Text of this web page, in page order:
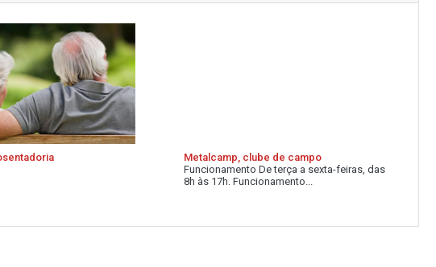
Metalcamp, clube de campo
Funcionamento De terça a sexta-feiras, das
8h às 17h. Funcionamento...